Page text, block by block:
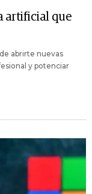
artificial que
abrirte nuevas
y potenciar